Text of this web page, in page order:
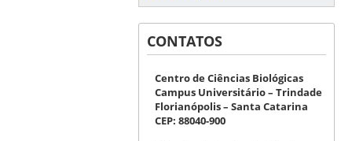
CONTATOS
Centro de Ciências Biológicas
Campus Universitário – Trindade
Florianópolis – Santa Catarina
CEP: 88040-900